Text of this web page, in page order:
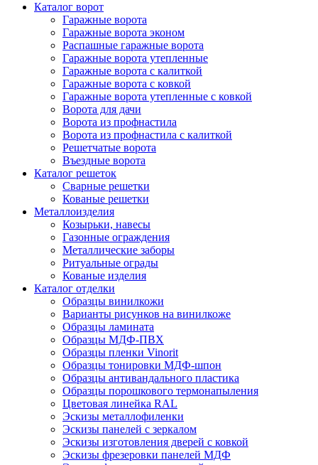
Каталог ворот
Гаражные ворота
Гаражные ворота эконом
Распашные гаражные ворота
Гаражные ворота утепленные
Гаражные ворота c калиткой
Гаражные ворота с ковкой
Гаражные ворота утепленные с ковкой
Ворота для дачи
Ворота из профнастила
Ворота из профнастила с калиткой
Решетчатые ворота
Въездные ворота
Каталог решеток
Сварные решетки
Кованые решетки
Металлоизделия
Козырьки, навесы
Газонные ограждения
Металлические заборы
Ритуальные ограды
Кованые изделия
Каталог отделки
Образцы винилкожи
Варианты рисунков на винилкоже
Образцы ламината
Образцы МДФ-ПВХ
Образцы пленки Vinorit
Образцы тонировки МДФ-шпон
Образцы антивандального пластика
Образцы порошкового термонапыления
Цветовая линейка RAL
Эскизы металлофиленки
Эскизы панелей с зеркалом
Эскизы изготовления дверей с ковкой
Эскизы фрезеровки панелей МДФ